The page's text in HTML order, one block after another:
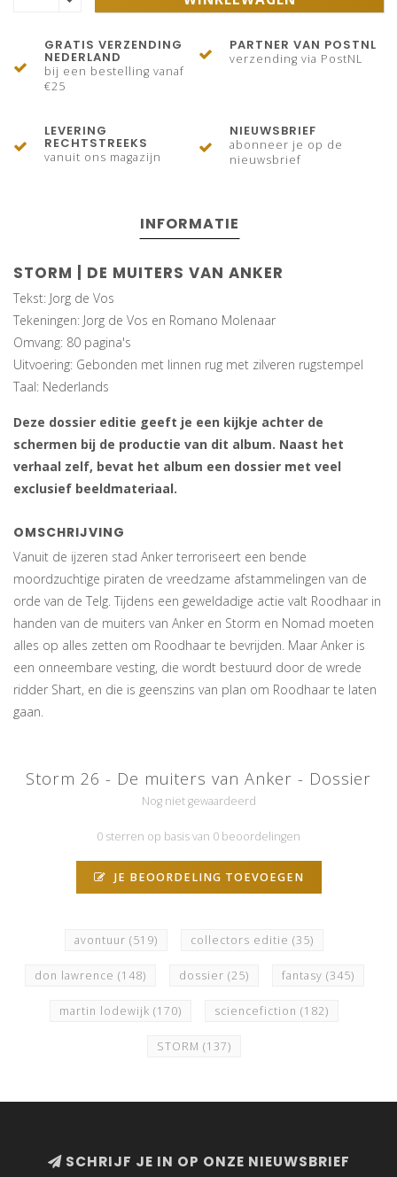
GRATIS VERZENDING
NEDERLAND
bij een bestelling vanaf
€25
PARTNER VAN POSTNL
verzending via PostNL
LEVERING
RECHTSTREEKS
vanuit ons magazijn
NIEUWSBRIEF
abonneer je op de
nieuwsbrief
INFORMATIE
STORM | DE MUITERS VAN ANKER
Tekst: Jorg de Vos
Tekeningen: Jorg de Vos en Romano Molenaar
Omvang: 80 pagina's
Uitvoering: Gebonden met linnen rug met zilveren rugstempel
Taal: Nederlands
Deze dossier editie geeft je een kijkje achter de
schermen bij de productie van dit album. Naast het
verhaal zelf, bevat het album een dossier met veel
exclusief beeldmateriaal.
OMSCHRIJVING
Vanuit de ijzeren stad Anker terroriseert een bende
moordzuchtige piraten de vreedzame afstammelingen van de
orde van de Telg. Tijdens een geweldadige actie valt Roodhaar in
handen van de muiters van Anker en Storm en Nomad moeten
alles op alles zetten om Roodhaar te bevrijden. Maar Anker is
een onneembare vesting, die wordt bestuurd door de wrede
ridder Shart, en die is geenszins van plan om Roodhaar te laten
gaan.
Storm 26 - De muiters van Anker - Dossier
Nog niet gewaardeerd
0 sterren op basis van 0 beoordelingen
JE BEOORDELING TOEVOEGEN
avontuur (519) collectors editie (35)
don lawrence (148) dossier (25) fantasy (345)
martin lodewijk (170) sciencefiction (182)
STORM (137)
SCHRIJF JE IN OP ONZE NIEUWSBRIEF